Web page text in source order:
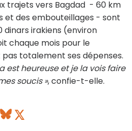
trajets vers Bagdad - 60 km
et des embouteillages - sont
dinars irakiens (environ
chaque mois pour le
totalement ses dépenses.
est heureuse et je la vois faire
soucis », confie-t-elle.